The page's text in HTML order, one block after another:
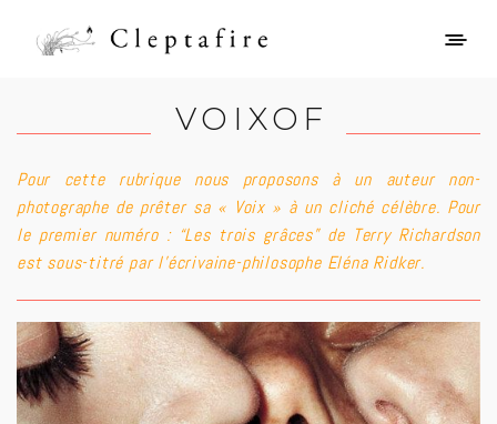
V O I X O F
Pour cette rubrique nous proposons à un auteur non-
photographe de prêter sa « Voix » à un cliché célèbre. Pour
le premier numéro : “Les trois grâces” de Terry Richardson
est sous-titré par l’écrivaine-philosophe Eléna Ridker.